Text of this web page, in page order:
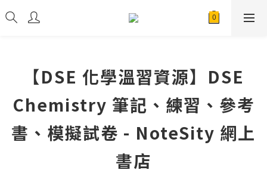
【DSE 化學溫習資源】DSE
Chemistry 筆記、練習、參考
書、模擬試卷 - NoteSity 網上
書店